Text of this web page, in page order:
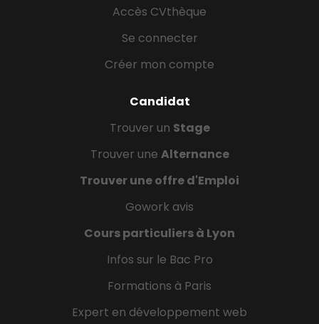
Accès CVthèque
Se connecter
Créer mon compte
Candidat
Trouver un Stage
Trouver une Alternance
Trouver une offre d'Emploi
Gowork avis
Cours particuliers à Lyon
Infos sur le Bac Pro
Formations à Paris
Expert en développement web